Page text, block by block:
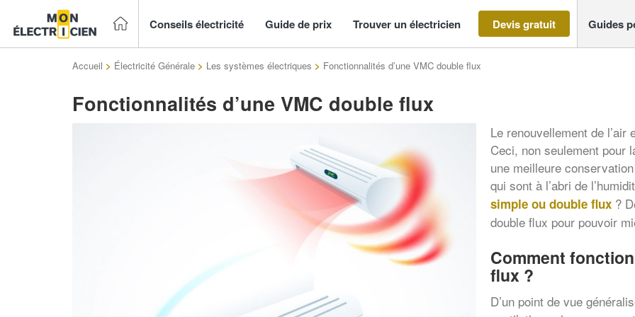
Conseils électricité Guide de prix Trouver un électricien Devis gratuit Guides
Accueil > Électricité Générale > Les systèmes électriques > Fonctionnalités d’une VMC double flux
Fonctionnalités d’une VMC double flux
Le renouvellement de l’air
Ceci, non seulement pour
une meilleure
qui sont à l’abri de
simple ou double flux ?
double flux pour pouvoir
Comment
flux ?
D’un point de vue